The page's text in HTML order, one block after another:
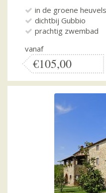
in de groene heuvels
dichtbij Gubbio
prachtig zwembad
vanaf
€105,00